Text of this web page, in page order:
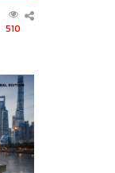
510